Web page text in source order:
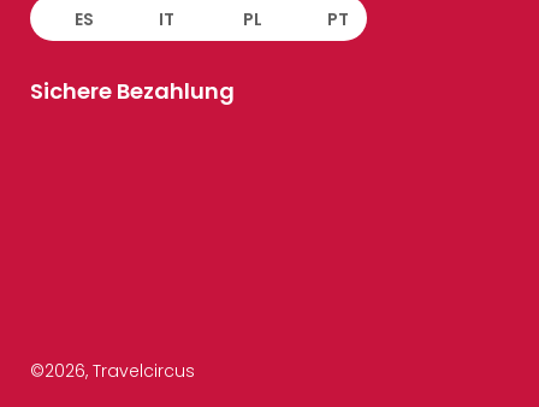
ES IT PL PT
Sichere Bezahlung
©2026, Travelcircus